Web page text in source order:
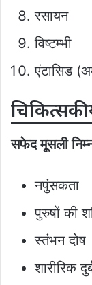
रसायन
विष्टम्भी
एंटासिड
सफेद मूसली
नपुंसकता
पुरुषों की
स्तंभन दोष
शारीरिक